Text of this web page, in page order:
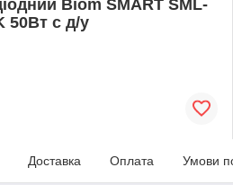
Biom SMART SML-
50Вт с д/у
Доставка Оплата Умови